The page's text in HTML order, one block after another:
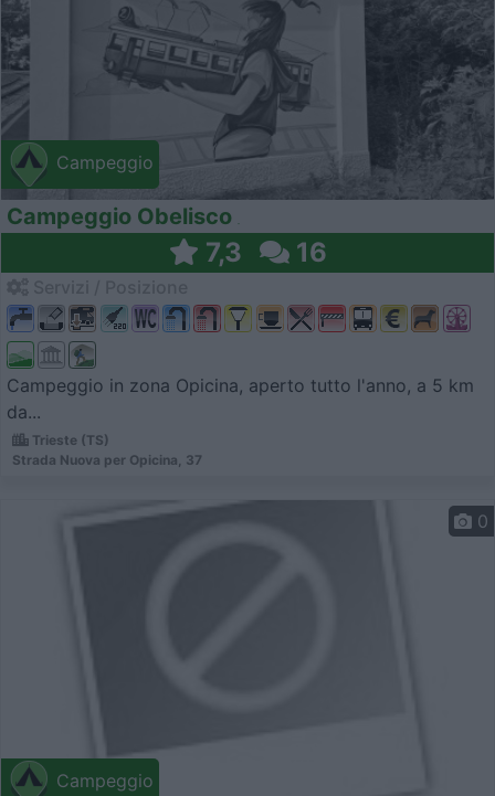
Campeggio
Campeggio Obelisco
7,3 16
Campeggio in zona Opicina, aperto tutto l'anno, a 5 km
da...
Trieste (TS)
Strada Nuova per Opicina, 37
Campeggio
0